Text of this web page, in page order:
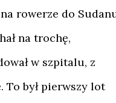
rowerze do
na trochę,
w szpitalu, z
To był pierwszy lot